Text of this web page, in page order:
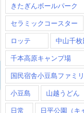
きたぎんボールパーク
セラミックコースター
ロッテ
中山千枚
千本高原キャンプ場
国民宿舎小豆島ファミ
小豆島
山越うどん
日常
日平公園（キ